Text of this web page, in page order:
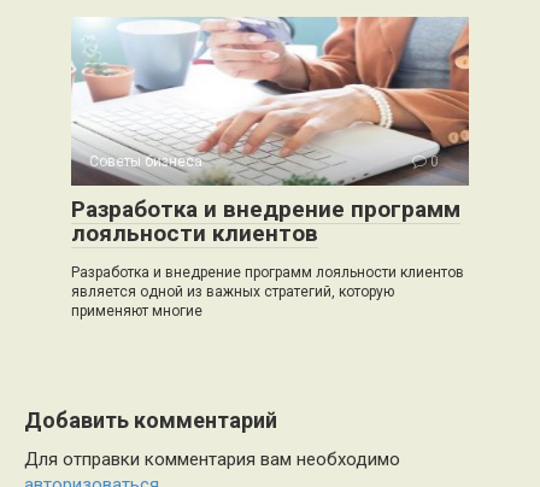
Советы бизнеса 0
Разработка и внедрение программ
лояльности клиентов
Разработка и внедрение программ лояльности клиентов
является одной из важных стратегий, которую
применяют многие
Добавить комментарий
Для отправки комментария вам необходимо